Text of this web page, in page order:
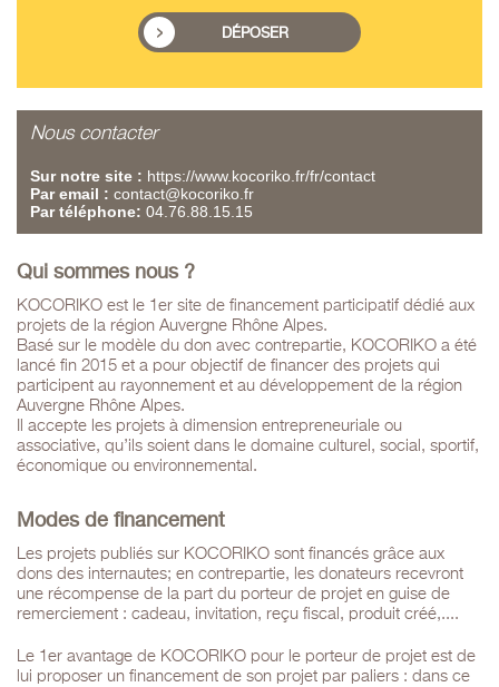
DÉPOSER
Nous contacter
Sur notre site : https://www.kocoriko.fr/fr/contact
Par email : contact@kocoriko.fr
Par téléphone: 04.76.88.15.15
Qui sommes nous ?
KOCORIKO est le 1er site de financement participatif dédié aux
projets de la région Auvergne Rhône Alpes.
Basé sur le modèle du don avec contrepartie, KOCORIKO a été
lancé fin 2015 et a pour objectif de financer des projets qui
participent au rayonnement et au développement de la région
Auvergne Rhône Alpes.
Il accepte les projets à dimension entrepreneuriale ou
associative, qu’ils soient dans le domaine culturel, social, sportif,
économique ou environnemental.
Modes de financement
Les projets publiés sur KOCORIKO sont financés grâce aux
dons des internautes; en contrepartie, les donateurs recevront
une récompense de la part du porteur de projet en guise de
remerciement : cadeau, invitation, reçu fiscal, produit créé,....
Le 1er avantage de KOCORIKO pour le porteur de projet est de
lui proposer un financement de son projet par paliers : dans ce